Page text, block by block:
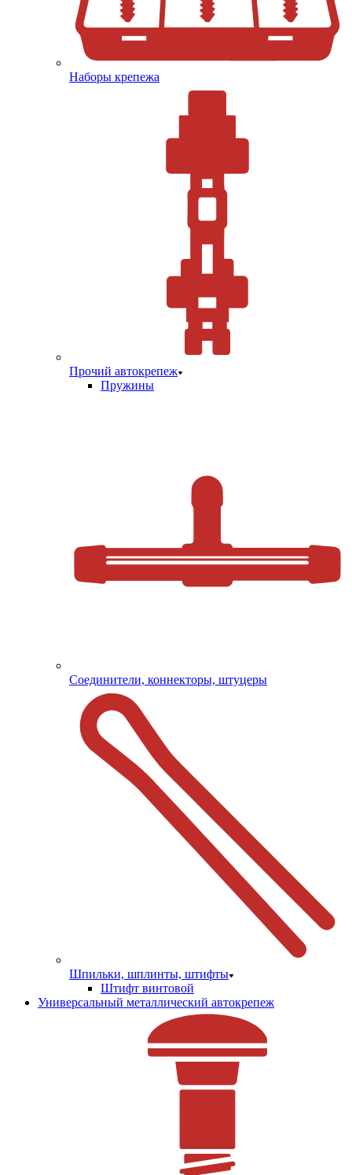
Наборы крепежа
Прочий автокрепеж
Пружины
Соединители, коннекторы, штуцеры
Шпильки, шплинты, штифты
Штифт винтовой
Универсальный металлический автокрепеж